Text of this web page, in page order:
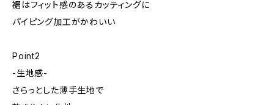
裾はフィット感のあるカッティングに
パイピング加工がかわいい
Point2
-生地感-
さらっとした薄手生地で